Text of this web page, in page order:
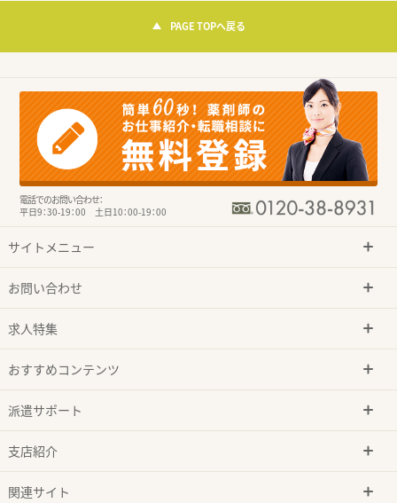
PAGE TOPへ戻る
電話でのお問い合わせ：
平日9：30-19：00 土日10：00-19：00
サイトメニュー
お問い合わせ
求人特集
おすすめコンテンツ
派遣サポート
支店紹介
関連サイト